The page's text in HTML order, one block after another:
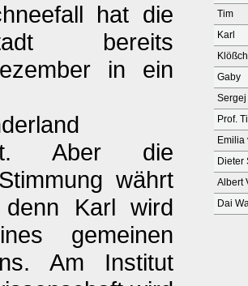
hat die
bereits
in ein
Aber die
währt
Karl wird
gemeinen
Am Institut
Tim
Karl
Gaby
Prof.
Emilia
Dieter
Albert
Dai